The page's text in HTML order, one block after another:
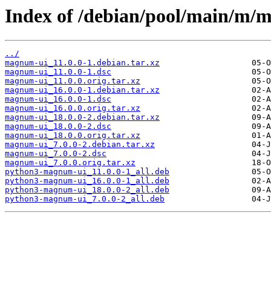
Index of /debian/pool/main/m/
../
magnum-ui_11.0.0-1.debian.tar.xz
magnum-ui_11.0.0-1.dsc
magnum-ui_11.0.0.orig.tar.xz
magnum-ui_16.0.0-1.debian.tar.xz
magnum-ui_16.0.0-1.dsc
magnum-ui_16.0.0.orig.tar.xz
magnum-ui_18.0.0-2.debian.tar.xz
magnum-ui_18.0.0-2.dsc
magnum-ui_18.0.0.orig.tar.xz
magnum-ui_7.0.0-2.debian.tar.xz
magnum-ui_7.0.0-2.dsc
magnum-ui_7.0.0.orig.tar.xz
python3-magnum-ui_11.0.0-1_all.deb
python3-magnum-ui_16.0.0-1_all.deb
python3-magnum-ui_18.0.0-2_all.deb
python3-magnum-ui_7.0.0-2_all.deb